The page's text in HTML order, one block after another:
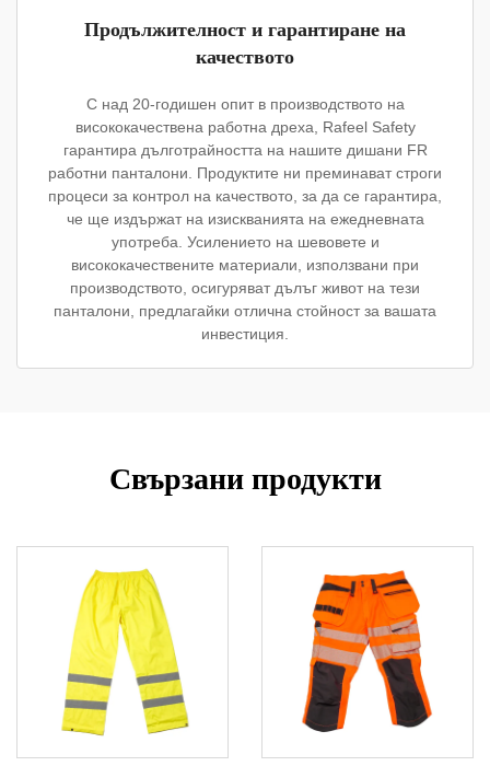
Продължителност и гарантиране на
качеството
С над 20-годишен опит в производството на
висококачествена работна дреха, Rafeel Safety
гарантира дълготрайността на нашите дишани FR
работни панталони. Продуктите ни преминават строги
процеси за контрол на качеството, за да се гарантира,
че ще издържат на изискванията на ежедневната
употреба. Усилението на шевовете и
висококачествените материали, използвани при
производството, осигуряват дълъг живот на тези
панталони, предлагайки отлична стойност за вашата
инвестиция.
Свързани продукти